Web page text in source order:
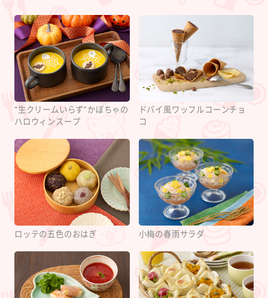
“生クリームいらず”かぼちゃの
ハロウィンスープ
ドバイ風ワッフルコーンチョ
コ
ロッテの五色のおはぎ 小梅の春雨サラダ